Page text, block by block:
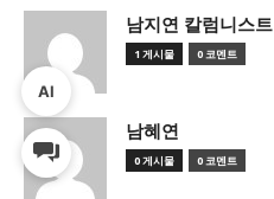
남지연 칼럼니스트
1 게시물 0 코멘트
남혜연
0 게시물 0 코멘트
AI